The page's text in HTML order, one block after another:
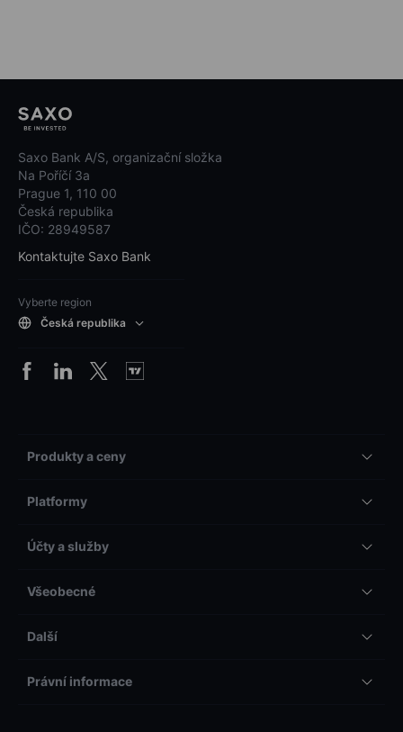
Saxo Bank A/S, organizační složka
Na Poříčí 3a
Prague 1, 110 00
Česká republika
IČO: 28949587
Kontaktujte Saxo Bank
Vyberte region
Česká republika
Produkty a ceny
Platformy
Účty a služby
Všeobecné
Další
Právní informace